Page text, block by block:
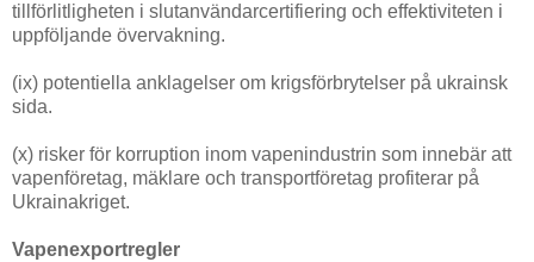
tillförlitligheten i slutanvändarcertifiering och effektiviteten i
uppföljande övervakning.
(ix) potentiella anklagelser om krigsförbrytelser på ukrainsk
sida.
(x) risker för korruption inom vapenindustrin som innebär att
vapenföretag, mäklare och transportföretag profiterar på
Ukrainakriget.
Vapenexportregler